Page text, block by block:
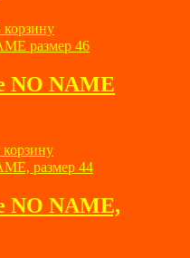
NO NAME
NO NAME,